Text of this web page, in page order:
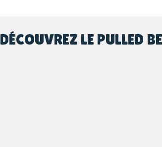
DÉCOUVREZ LE PULLED